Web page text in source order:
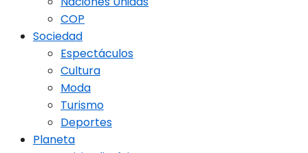
COP
Sociedad
Espectáculos
Cultura
Moda
Turismo
Deportes
Planeta